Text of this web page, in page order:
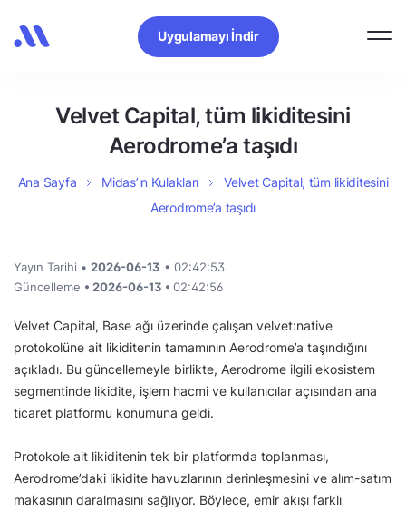
Uygulamayı İndir
Velvet Capital, tüm likiditesini
Aerodrome’a taşıdı
Ana Sayfa Midas’ın Kulakları
Velvet Capital, tüm likiditesini
Aerodrome’a taşıdı
Yayın Tarihi • 2026-06-13 • 02:42:53
Güncelleme • 2026-06-13 • 02:42:56
Velvet Capital, Base ağı üzerinde çalışan velvet:native
protokolüne ait likiditenin tamamının Aerodrome’a taşındığını
açıkladı. Bu güncellemeyle birlikte, Aerodrome ilgili ekosistem
segmentinde likidite, işlem hacmi ve kullanıcılar açısından ana
ticaret platformu konumuna geldi.
Protokole ait likiditenin tek bir platformda toplanması,
Aerodrome’daki likidite havuzlarının derinleşmesini ve alım-satım
makasının daralmasını sağlıyor. Böylece, emir akışı farklı